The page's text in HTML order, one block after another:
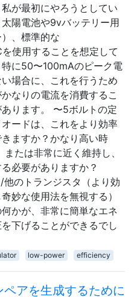
が最初にやろうとしてい
陽電池や9vバッテリー用
、標準的な
使用することを想定して
に50〜100mAのピーク電
場合に、これを行うため
なりの電流を消費するこ
ります。 〜5ボルトの定
ードは、これをより効率
ますか？かなり高い時
たは非常に近く維持し、
必要がありますか？
/他のトランジスタ（より効
妙な使用法を無視する）
かが、非常に簡単なエネ
下げることができるでし
low-power efficiency
アを生成するために